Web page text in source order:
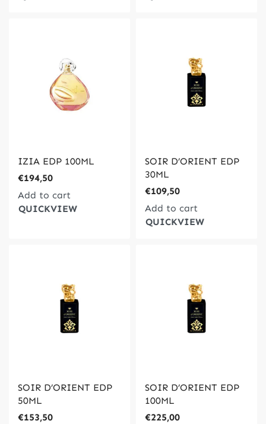
IZIA EDP 100ML
€194,50
Add to cart
QUICKVIEW
SOIR D’ORIENT EDP
30ML
€109,50
Add to cart
QUICKVIEW
SOIR D’ORIENT EDP
50ML
€153,50
SOIR D’ORIENT EDP
100ML
€225,00